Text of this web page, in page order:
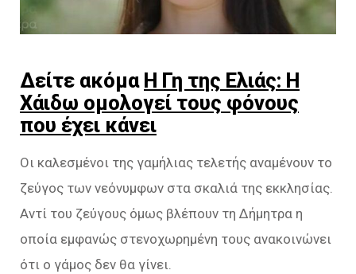
Δείτε ακόμα Η Γη της Ελιάς: Η
Χάιδω ομολογεί τους φόνους
που έχει κάνει
Οι καλεσμένοι της γαμήλιας τελετής αναμένουν το
ζεύγος των νεόνυμφων στα σκαλιά της εκκλησίας.
Αντί του ζεύγους όμως βλέπουν τη Δήμητρα η
οποία εμφανώς στενοχωρημένη τους ανακοινώνει
ότι ο γάμος δεν θα γίνει.